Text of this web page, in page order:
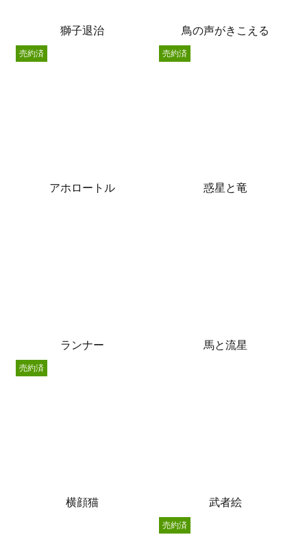
獅子退治 鳥の声がきこえる
アホロートル
売約済
惑星と竜
売約済
ランナー 馬と流星
横顔猫
売約済
武者絵
売約済